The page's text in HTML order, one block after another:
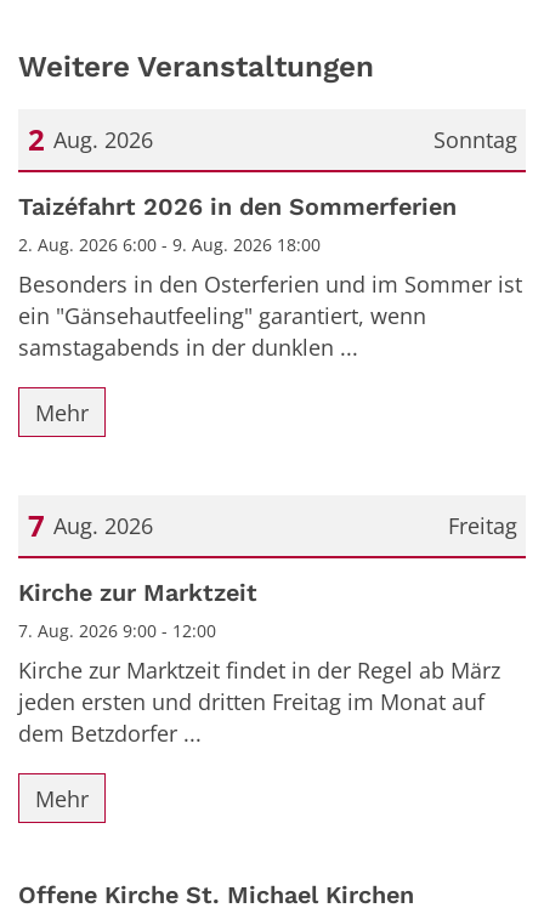
Weitere Veranstaltungen
Sonntag
2 Aug. 2026
Datum: 2. August 2026
Taizéfahrt 2026 in den Sommerferien
2. Aug. 2026 6:00 - 9. Aug. 2026 18:00
Besonders in den Osterferien und im Sommer ist
ein "Gänsehautfeeling" garantiert, wenn
samstagabends in der dunklen ...
Mehr
Freitag
7 Aug. 2026
Datum: 7. August 2026
Kirche zur Marktzeit
7. Aug. 2026 9:00 - 12:00
Kirche zur Marktzeit findet in der Regel ab März
jeden ersten und dritten Freitag im Monat auf
dem Betzdorfer ...
Mehr
Offene Kirche St. Michael Kirchen